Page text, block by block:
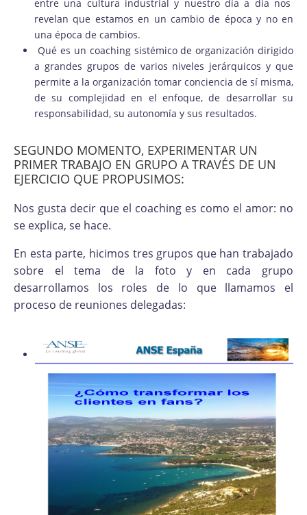
entre una cultura industrial y nuestro día a día nos
revelan que estamos en un cambio de época y no en
una época de cambios.
Qué es un coaching sistémico de organización dirigido
a grandes grupos de varios niveles jerárquicos y que
permite a la organización tomar conciencia de sí misma,
de su complejidad en el enfoque, de desarrollar su
responsabilidad, su autonomía y sus resultados.
SEGUNDO MOMENTO, EXPERIMENTAR UN
PRIMER TRABAJO EN GRUPO A TRAVÉS DE UN
EJERCICIO QUE PROPUSIMOS:
Nos gusta decir que el coaching es como el amor: no
se explica, se hace.
En esta parte, hicimos tres grupos que han trabajado
sobre el tema de la foto y en cada grupo
desarrollamos los roles de lo que llamamos el
proceso de reuniones delegadas: